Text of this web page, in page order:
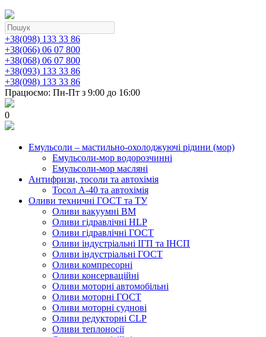
+38(098) 133 33 86
+38(066) 06 07 800
+38(068) 06 07 800
+38(093) 133 33 86
+38(098) 133 33 86
Працюємо: Пн-Пт з 9:00 до 16:00
0
Емульсоли – мастильно-охолоджуючі рідини (мор)
Емульсоли-мор водорозчинні
Емульсоли-мор масляні
Антифризи, тосоли та автохімія
Тосол А-40 та автохімія
Оливи техничні ГОСТ та ТУ
Оливи вакуумні ВМ
Оливи гідравлічні HLP
Оливи гідравлічні ГОСТ
Оливи індустріальні ІГП та ІНСП
Оливи індустріальні ГОСТ
Оливи компресорні
Оливи консерваційні
Оливи моторні автомобільні
Оливи моторні ГОСТ
Оливи моторні суднові
Оливи редукторні CLP
Оливи теплоносії